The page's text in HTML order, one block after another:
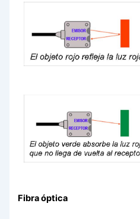
Fibra óptica